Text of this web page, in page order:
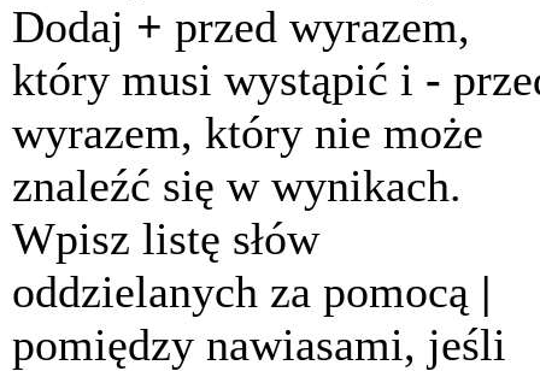
Dodaj + przed wyrazem,
który musi wystąpić i -
wyrazem, który nie może
znaleźć się w wynikach.
Wpisz listę słów
oddzielanych za pomocą |
pomiędzy nawiasami, jeśli